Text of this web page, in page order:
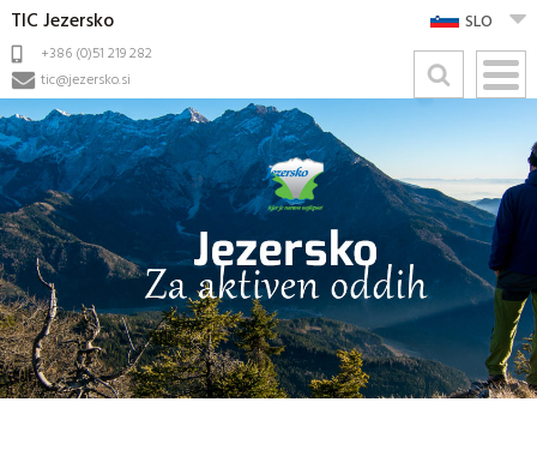
TIC Jezersko
+386 (0)51 219 282
tic@jezersko.si
SLO